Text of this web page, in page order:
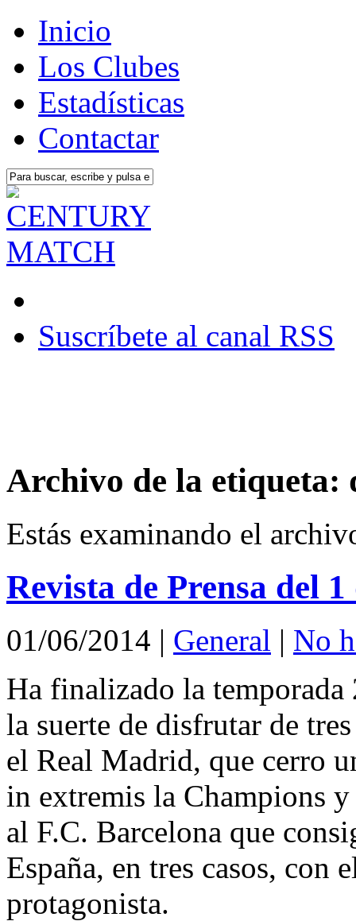
Inicio
Los Clubes
Estadísticas
Contactar
Suscríbete al canal RSS
Archivo de la etiqueta:
Estás examinando el
Revista de Prensa del
01/06/2014 | General | No
Ha finalizado la
la suerte de disfrutar de
el Real Madrid, que cerro
in extremis la Champions
al F.C. Barcelona que
España, en tres casos,
protagonista.